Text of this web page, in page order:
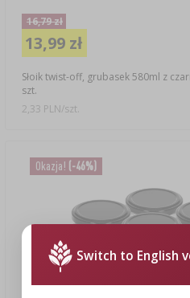
Słoik twist-off, grubasek 580ml z
szt.
16,79 zł
13,99 zł
2,33 PLN/szt.
Okazja! (-46%)
Switch to English